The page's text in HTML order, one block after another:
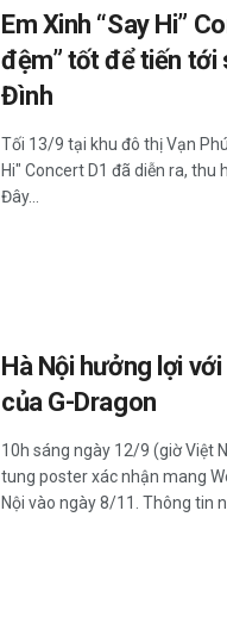
Em Xinh “Say Hi”
đệm” tốt để tiến tới
Đình
Tối 13/9 tại khu đô thị Vạn
Hi" Concert D1 đã diễn ra, thu
Đây...
Hà Nội hưởng lợi
của G-Dragon
10h sáng ngày 12/9 (giờ Việt
tung poster xác nhận mang
Nội vào ngày 8/11. Thông tin